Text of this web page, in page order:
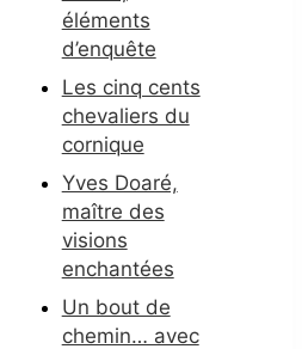
éléments
d’enquête
Les cinq cents
chevaliers du
cornique
Yves Doaré,
maître des
visions
enchantées
Un bout de
chemin… avec